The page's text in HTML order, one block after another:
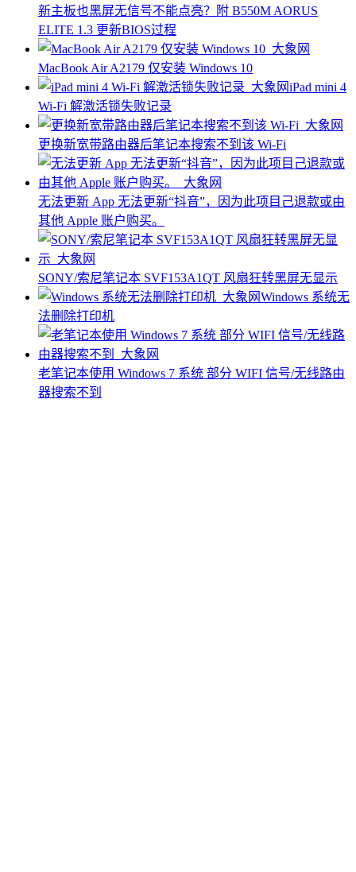
新主板也黑屏无信号不能点亮？附 B550M AORUS
ELITE 1.3 更新BIOS过程
MacBook Air A2179 仅安装 Windows 10
iPad mini 4
Wi-Fi 解激活锁失败记录
更换新宽带路由器后笔记本搜索不到该 Wi-Fi
无法更新 App 无法更新“抖音”，因为此项目己退款或由
其他 Apple 账户购买。
SONY/索尼笔记本 SVF153A1QT 风扇狂转黑屏无显示
Windows 系统无
法删除打印机
老笔记本使用 Windows 7 系统 部分 WIFI 信号/无线路由
器搜索不到